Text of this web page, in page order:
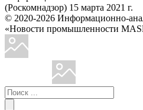
(Роскомнадзор) 15 марта 2021 г.
© 2020-2026 Информационно-
«Новости промышленности